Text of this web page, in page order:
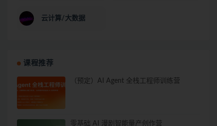
云计算/大数据
课程推荐
（预定）AI Agent 全栈工程师训练营
零基础 AI 漫剧智能量产创作营